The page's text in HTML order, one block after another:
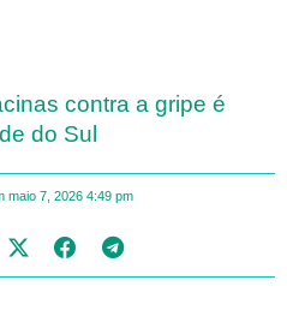
contra a gripe é
do Sul
maio 7, 2026 4:49 pm